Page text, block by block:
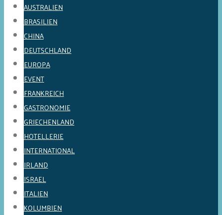
AUSTRALIEN
BRASILIEN
CHINA
DEUTSCHLAND
EUROPA
EVENT
FRANKREICH
GASTRONOMIE
GRIECHENLAND
HOTELLERIE
INTERNATIONAL
IRLAND
ISRAEL
ITALIEN
KOLUMBIEN